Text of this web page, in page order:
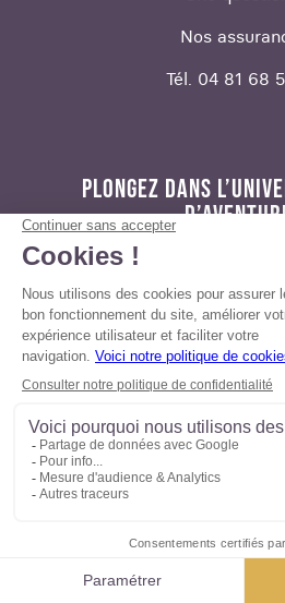
Demander un
Nos
Tél. 04 81 68
PLONGEZ DANS
Retrouvez chaque
marques du groupe
reportages et inspirations
voyages.
JE